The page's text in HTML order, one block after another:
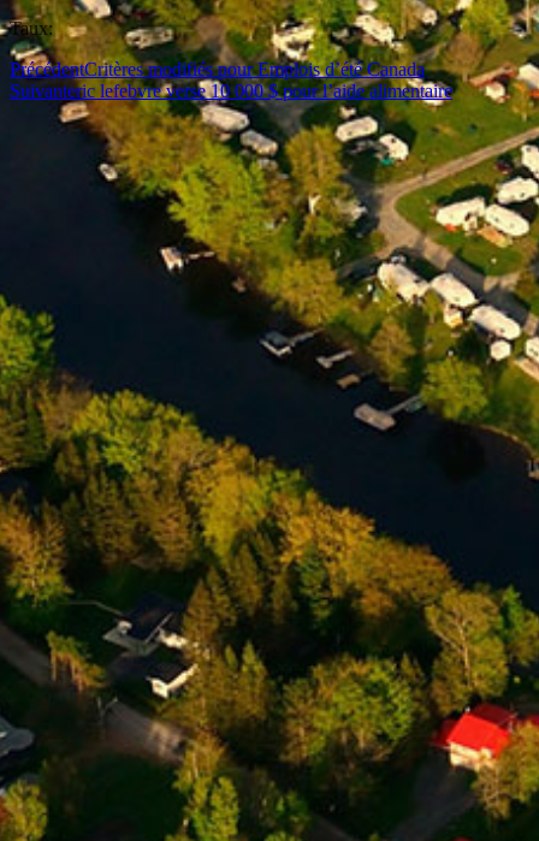
Taux:
PrécédentCritères modifiés pour Emplois d’été Canada
Suivanteric lefebvre verse 10 000 $ pour l’aide alimentaire